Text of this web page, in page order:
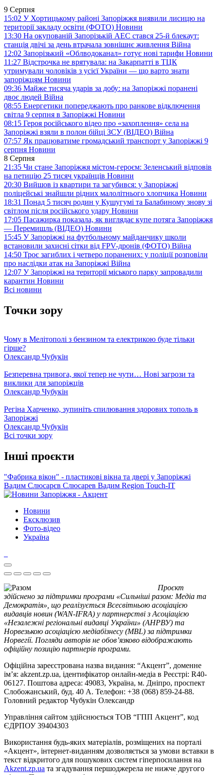
9 Серпня
15:02 У Хортицькому районі Запоріжжя виявили лисицю на
території закладу освіти (ФОТО) Новини
13:30 На окупованій Запорізькій АЕС стався 25-й блекаут:
станція двічі за день втрачала зовнішнє живлення Війна
12:02 Запорізький «Облводоканал» готує нові тарифи Новини
11:27 Відстрочка не врятувала: на Закарпатті в ТЦК
утримували чоловіків з усієї України — що варто знати
запоріжцям Новини
09:36 Майже тисяча ударів за добу: на Запоріжжі поранені
двоє людей Війна
08:55 Енергетики попереджають про ранкове відключення
світла 9 серпня в Запоріжжі Новини
08:15 Героя російського відео про «захоплення» села на
Запоріжжі взяли в полон бійці ЗСУ (ВІДЕО) Війна
07:57 Як працюватиме громадський транспорт у Запоріжжі 9
серпня Новини
8 Серпня
21:35 Чи стане Запоріжжя містом-героєм: Зеленський відповів
на петицію 25 тисяч українців Новини
20:30 Вийшов із квартири та загубився: у Запоріжжі
поліцейські знайшли рідних малолітнього хлопчика Новини
18:31 Понад 5 тисяч родин у Кушугумі та Балабиному знову зі
світлом після російського удару Новини
17:05 Пасажирка показала, як виглядає купе потяга Запоріжжя
— Перемишль (ВІДЕО) Новини
15:45 У Запоріжжі на футбольному майданчику школи
встановили захисні сітки від FPV-дронів (ФОТО) Війна
14:50 Троє загиблих і четверо поранених: у поліції розповіли
про наслідки атак на Запоріжжі Війна
12:07 У Запоріжжі на території міського парку запровадили
карантин Новини
Всі новини
Точки зору
Чому в Мелітополі з бензином та електрикою буде тільки
гірше?
Олександр Чубукін
Безперевна тривога, якої тепер не чути… Нові загрози та
виклики для запоріжців
Олександр Чубукін
Регіна Харченко, зупиніть спилювання здорових тополь в
Запоріжжі
Олександр Чубукін
Всі точки зору
Інші проєкти
"Фабрика вікон" - пластикові вікна та двері у Запоріжжі
Вадим Слюсарєв Слюсарев Вадим Region Touch-IT
Новини
Ексклюзив
Фото-відео
Україна
Проєкт
здійснено за підтримки програми «Сильніші разом: Медіа та
Демократія», що реалізується Всесвітньою асоціацією
видавців новин (WAN-IFRA) у партнерстві з Асоціацією
«Незалежні регіональні видавці України» (АНРВУ) та
Норвезькою асоціацією медіабізнесу (MBL) за підтримки
Норвегії. Погляди авторів не обов’язково відображають
офіційну позицію партнерів програми.
Офіційна зареєстрована назва видання: “Акцент”, доменне
ім’я: akzent.zp.ua, ідентифікатор онлайн-медіа в Реєстрі: R40-
06127. Поштова адреса: 49083, Україна, м. Дніпро, проспект
Слобожанський, буд. 40 А. Телефон: +38 (068) 859-24-88.
Головний редактор Чубукін Олександр
Управління сайтом здійснюється ТОВ “ГПП Акцент”, код
ЄДРПОУ 39404303
Використання будь-яких матеріалів, розміщених на порталі
«Акцент», інтернет-виданням дозволяється за умови вставки в
текст відкритого для пошукових систем гіперпосилання на
Akzent.zp.ua та згадування першоджерела не нижче другого